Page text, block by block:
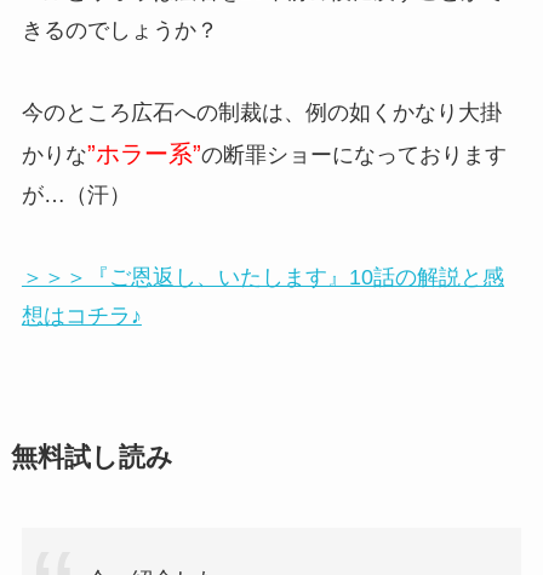
きるのでしょうか？
今のところ広石への制裁は、例の如くかなり大掛
かりな”ホラー系”の断罪ショーになっております
が…（汗）
＞＞＞『ご恩返し、いたします』10話の解説と感
想はコチラ♪
無料試し読み